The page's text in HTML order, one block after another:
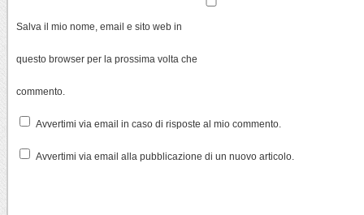
Salva il mio nome, email e sito web in
questo browser per la prossima volta che
commento.
Avvertimi via email in caso di risposte al mio commento.
Avvertimi via email alla pubblicazione di un nuovo articolo.